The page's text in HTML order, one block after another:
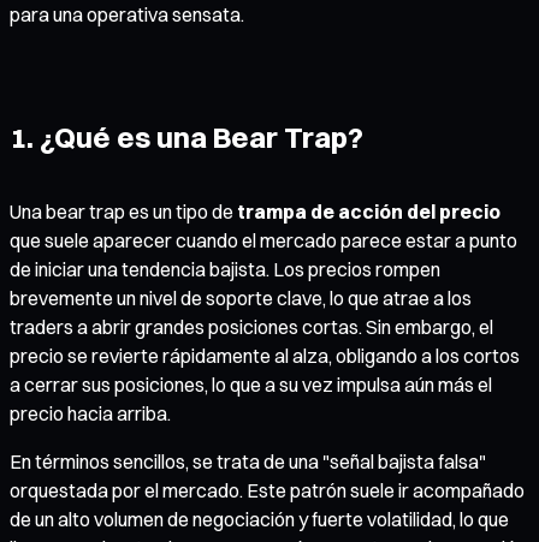
para una operativa sensata.
1. ¿Qué es una Bear Trap?
Una bear trap es un tipo de trampa de acción del precio
que suele aparecer cuando el mercado parece estar a punto
de iniciar una tendencia bajista. Los precios rompen
brevemente un nivel de soporte clave, lo que atrae a los
traders a abrir grandes posiciones cortas. Sin embargo, el
precio se revierte rápidamente al alza, obligando a los cortos
a cerrar sus posiciones, lo que a su vez impulsa aún más el
precio hacia arriba.
En términos sencillos, se trata de una "señal bajista falsa"
orquestada por el mercado. Este patrón suele ir acompañado
de un alto volumen de negociación y fuerte volatilidad, lo que